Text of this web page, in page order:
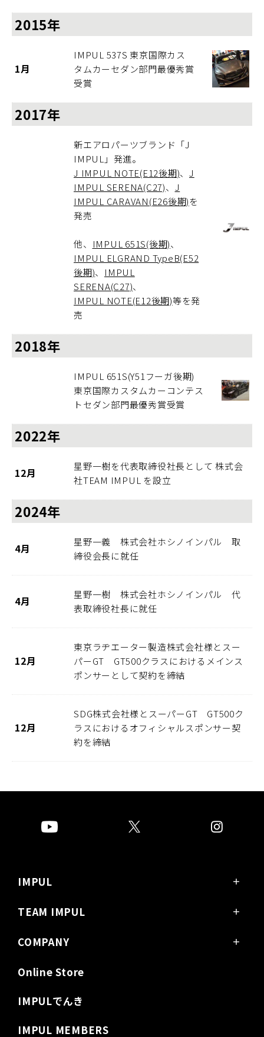
2015年
1月
IMPUL 537S 東京国際カス
タムカーセダン部門最優秀賞
受賞
2017年
新エアロパーツブランド「J
IMPUL」発進。
J IMPUL NOTE(E12後期)、 J
IMPUL SERENA(C27)、 J
IMPUL CARAVAN(E26後期)を
発売
他、 IMPUL 651S(後期)、
IMPUL ELGRAND TypeB(E52
後期)、 IMPUL
SERENA(C27)、
IMPUL NOTE(E12後期)等を発
売
2018年
IMPUL 651S(Y51フーガ後期)
東京国際カスタムカーコンテス
トセダン部門最優秀賞受賞
2022年
12月
星野一樹を代表取締役社長として 株式会
社TEAM IMPUL を設立
2024年
4月
星野一義 株式会社ホシノインパル 取
締役会長に就任
4月
星野一樹 株式会社ホシノインパル 代
表取締役社長に就任
12月
東京ラヂエーター製造株式会社様とスー
パーGT GT500クラスにおけるメインス
ポンサーとして契約を締結
12月
SDG株式会社様とスーパーGT GT500ク
ラスにおけるオフィシャルスポンサー契
約を締結
IMPUL
TEAM IMPUL
COMPANY
Online Store
IMPULでんき
IMPUL MEMBERS